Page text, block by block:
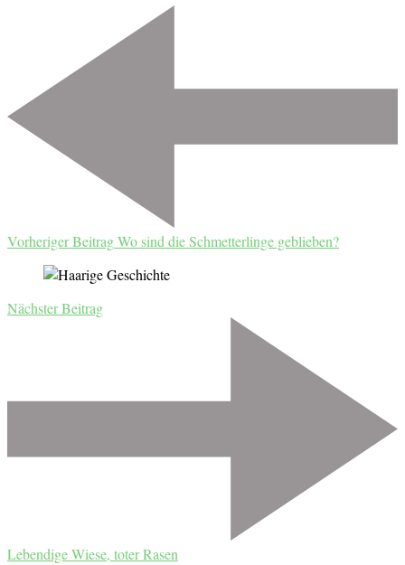
Beitragsnavigation
Vorheriger BeitragWo sind die Schmetterlinge geblieben?
Nächster Beitrag
Lebendige Wiese, toter Rasen